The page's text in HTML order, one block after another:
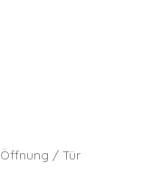
Öffnung / Tür